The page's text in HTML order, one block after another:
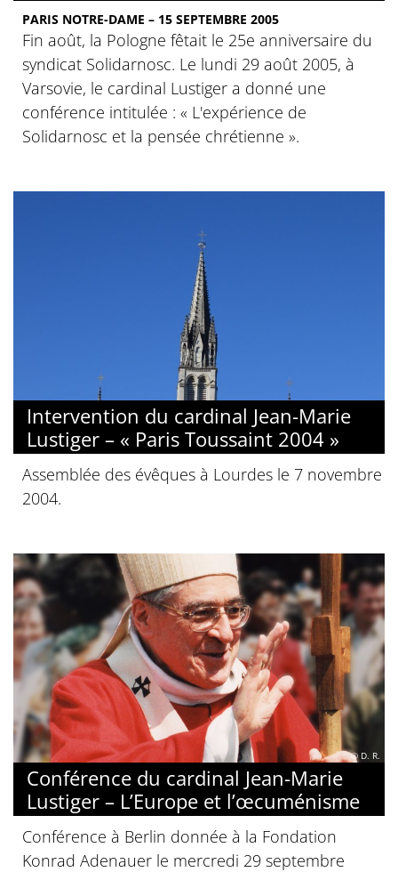
PARIS NOTRE-DAME – 15 SEPTEMBRE 2005
Fin août, la Pologne fêtait le 25e anniversaire du
syndicat Solidarnosc. Le lundi 29 août 2005, à
Varsovie, le cardinal Lustiger a donné une
conférence intitulée : « L'expérience de
Solidarnosc et la pensée chrétienne ».
Intervention du cardinal Jean-Marie
Lustiger – « Paris Toussaint 2004 »
Assemblée des évêques à Lourdes le 7 novembre
2004.
© D. R.
Conférence du cardinal Jean-Marie
Lustiger – L’Europe et l’œcuménisme
Conférence à Berlin donnée à la Fondation
Konrad Adenauer le mercredi 29 septembre